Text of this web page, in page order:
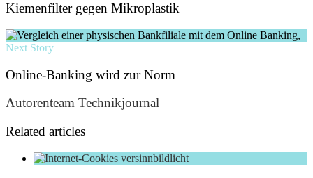
Kiemenfilter gegen Mikroplastik
Next Story
Online-Banking wird zur Norm
Autorenteam Technikjournal
Related articles